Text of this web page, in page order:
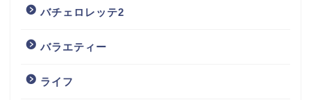
バチェロレッテ2
バラエティー
ライフ